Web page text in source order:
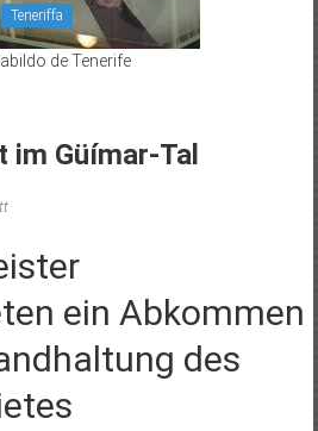
Teneriffa
de Tenerife
im Güímar-Tal
ein Abkommen
des